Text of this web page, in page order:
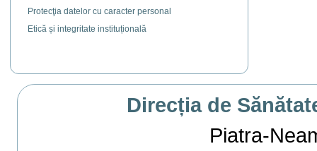
Protecţia datelor cu caracter personal
Etică și integritate instituțională
Direcția de
Piatra-